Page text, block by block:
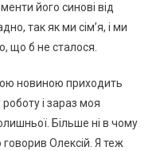
його синові від
так як ми сім’я, і ми
що б не сталося.
новиною приходить
і зараз моя
Більше ні в чому
Олексій. Я теж